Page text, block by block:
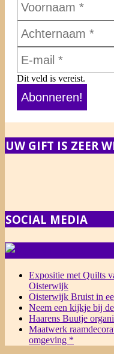
Dit veld is vereist.
UW GIFT IS ZEER
SOCIAL MEDIA
Expositie met Quilts
Oisterwijk
Oisterwijk Bruist in
Neem een kijkje bij
Haarens Buutje
Maatwerk
omgeving *